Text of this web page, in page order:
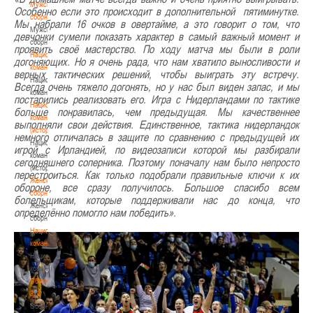
Мужские
сборные
Мужские
сборные
Национальная
команда
Национальная
команда
Национальная
команда
(история)
Национальная
команда
(история)
Женские
сборные
Женские
сборные
Национальная
команда
Национальная
команда
Сборные
3х3
Сборные
Особенно если это происходит в дополнительной пятиминутке.
Мы набрали 16 очков в овертайме, а это говорит о том, что
девчонки сумели показать характер в самый важный момент и
проявить своё мастерство. По ходу матча мы были в роли
догоняющих. Но я очень рада, что нам хватило выносливости и
верных тактических решений, чтобы выиграть эту встречу.
Всегда очень тяжело догонять, но у нас был виден запас, и мы
постарились реализовать его. Игра с Нидерландами по тактике
больше понравилась, чем предыдущая. Мы качественнее
выполняли свои действия. Единственное, тактика нидерландок
немного отличалась в защите по сравнению с предыдущей их
игрой с Ирландией, по видеозаписи которой мы разбирали
сегодняшнего соперника. Поэтому поначалу нам было непросто
перестроиться. Как только подобрали правильные ключи к их
обороне, все сразу получилось. Большое спасибо всем
болельщикам, которые поддерживали нас до конца, что
определённо помогло нам победить».